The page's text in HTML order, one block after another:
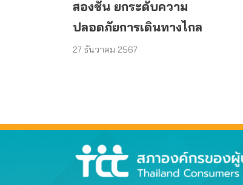
สองชั้น ยกระดับความ
ปลอดภัยการเดินทางไกล
27 ธันวาคม 2567